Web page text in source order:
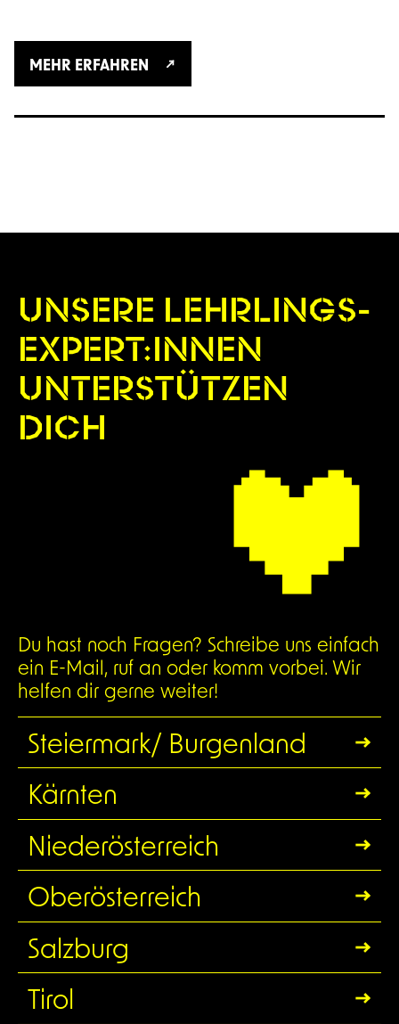
MEHR ERFAHREN
UNSERE LEHRLINGS­
EXPERT:INNEN
UNTERSTÜTZEN
DICH
Du hast noch Fragen? Schreibe uns einfach
ein E-Mail, ruf an oder komm vorbei. Wir
helfen dir gerne weiter!
Steiermark/ Burgenland
Kärnten
Niederösterreich
Oberösterreich
Salzburg
Tirol